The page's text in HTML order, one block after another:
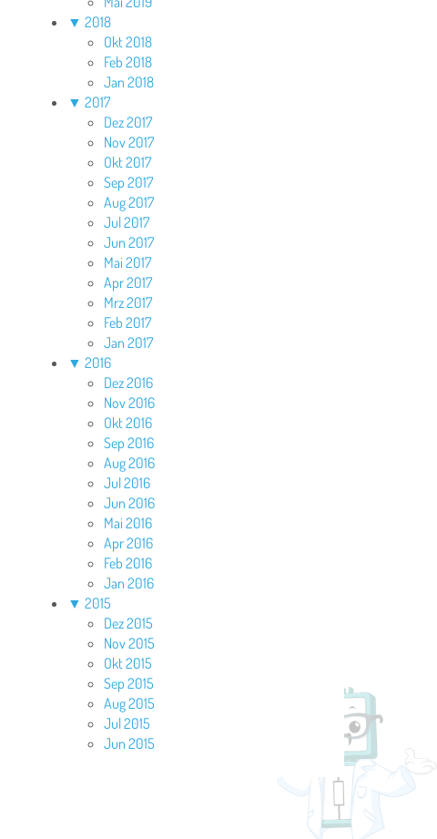
▼ 2018
Okt 2018
Feb 2018
Jan 2018
▼ 2017
Dez 2017
Nov 2017
Okt 2017
Sep 2017
Aug 2017
Jul 2017
Jun 2017
Mai 2017
Apr 2017
Mrz 2017
Feb 2017
Jan 2017
▼ 2016
Dez 2016
Nov 2016
Okt 2016
Sep 2016
Aug 2016
Jul 2016
Jun 2016
Mai 2016
Apr 2016
Feb 2016
Jan 2016
▼ 2015
Dez 2015
Nov 2015
Okt 2015
Sep 2015
Aug 2015
Jul 2015
Jun 2015